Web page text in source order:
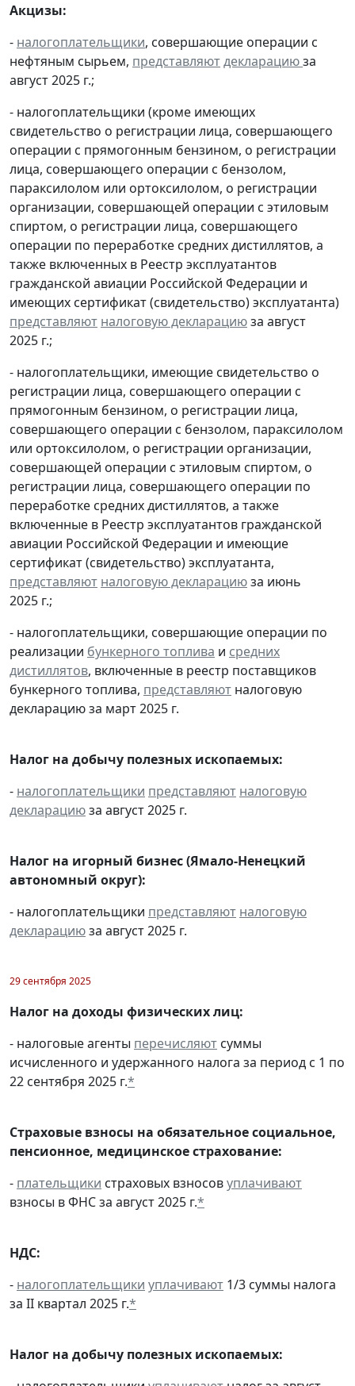
Акцизы:
- налогоплательщики, совершающие операции с
нефтяным сырьем, представляютдекларациюза
август 2025 г.;
- налогоплательщики (кроме имеющих
свидетельство о регистрации лица, совершающего
операции с прямогонным бензином, о регистрации
лица, совершающего операции с бензолом,
параксилолом или ортоксилолом, о регистрации
организации, совершающей операции с этиловым
спиртом, о регистрации лица, совершающего
операции по переработке средних дистиллятов, а
также включенных в Реестр эксплуатантов
гражданской авиации Российской Федерации и
имеющих сертификат (свидетельство) эксплуатанта)
представляют налоговую декларациюза август
2025 г.;
- налогоплательщики, имеющие свидетельство о
регистрации лица, совершающего операции с
прямогонным бензином, о регистрации лица,
совершающего операции с бензолом, параксилолом
или ортоксилолом, о регистрации организации,
совершающей операции с этиловым спиртом, о
регистрации лица, совершающего операции по
переработке средних дистиллятов, а также
включенные в Реестр эксплуатантов гражданской
авиации Российской Федерации и имеющие
сертификат (свидетельство) эксплуатанта,
представляют налоговую декларациюза июнь
2025 г.;
- налогоплательщики, совершающие операции по
реализации бункерного топлива и средних
дистиллятов, включенные в реестр поставщиков
бункерного топлива, представляют налоговую
декларацию за март 2025 г.
Налог на добычу полезных ископаемых:
- налогоплательщики представляют налоговую
декларациюза август 2025 г.
Налог на игорный бизнес (Ямало-Ненецкий
автономный округ):
- налогоплательщики представляют налоговую
декларациюза август 2025 г.
29 сентября 2025
Налог на доходы физических лиц:
- налоговые агенты перечисляют суммы
исчисленного и удержанного налога за период с 1 по
22 сентября 2025 г.*
Страховые взносы на обязательное социальное,
пенсионное, медицинское страхование:
- плательщики страховых взносовуплачивают
взносы в ФНС за август 2025 г.*
НДС:
- налогоплательщики уплачивают 1/3 суммы налога
за II квартал 2025 г.*
Налог на добычу полезных ископаемых: